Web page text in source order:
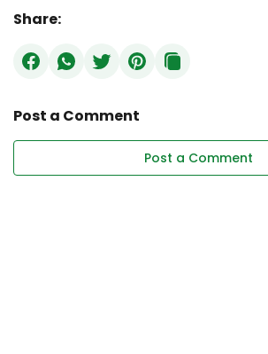
Share:
Post a Comment
Post a Comment